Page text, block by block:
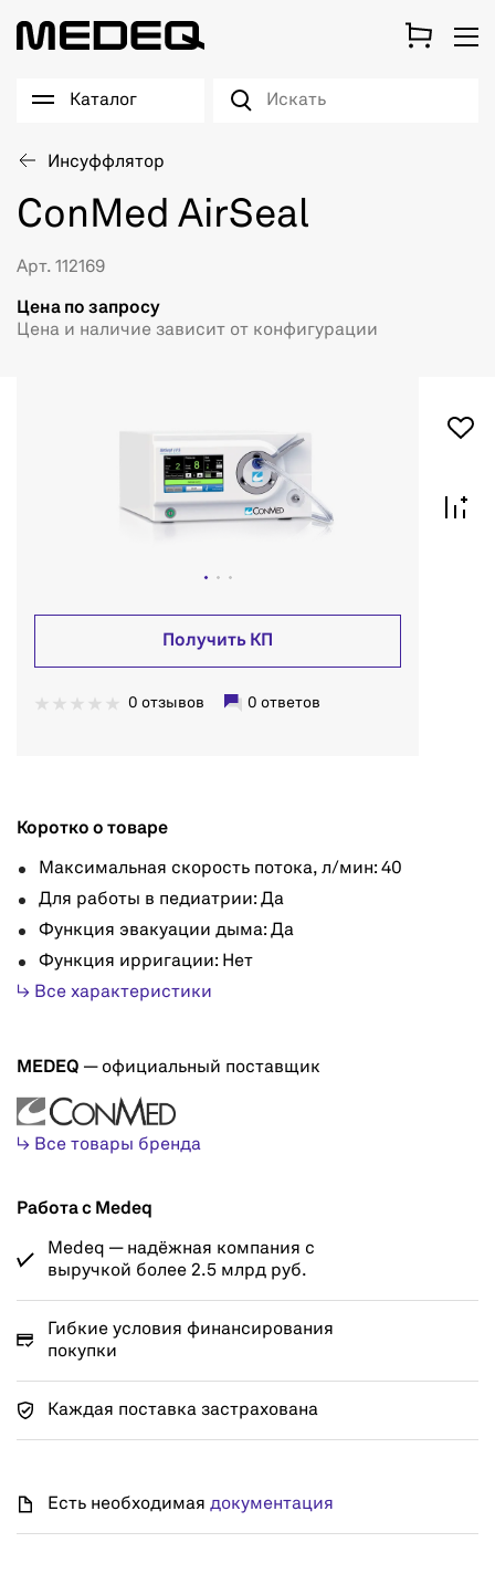
Каталог
Инсуффлятор
ConMed AirSeal
Арт. 112169
Цена по запросу
Цена и наличие зависит от конфигурации
Получить КП
0 отзывов 0 ответов
Коротко о товаре
Максимальная скорость потока, л/мин: 40
Для работы в педиатрии: Да
Функция эвакуации дыма: Да
Функция ирригации: Нет
↳ Все характеристики
MEDEQ — официальный поставщик
↳ Все товары бренда
Работа с Medeq
Medeq — надёжная компания с
выручкой более 2.5 млрд руб.
Гибкие условия финансирования
покупки
Каждая поставка застрахована
Есть необходимая документация